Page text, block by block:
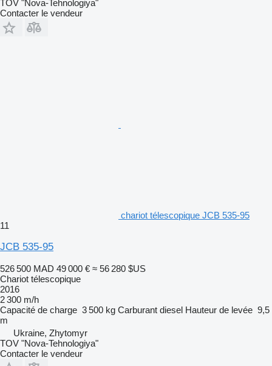
TOV "Nova-Tehnologiya"
Contacter le vendeur
chariot télescopique JCB 535-95
11
JCB 535-95
526 500 MAD 49 000 € ≈ 56 280 $US
Chariot télescopique
2016
2 300 m/h
Capacité de charge 3 500 kg Carburant diesel Hauteur de levée 9,5
m
Ukraine, Zhytomyr
TOV "Nova-Tehnologiya"
Contacter le vendeur